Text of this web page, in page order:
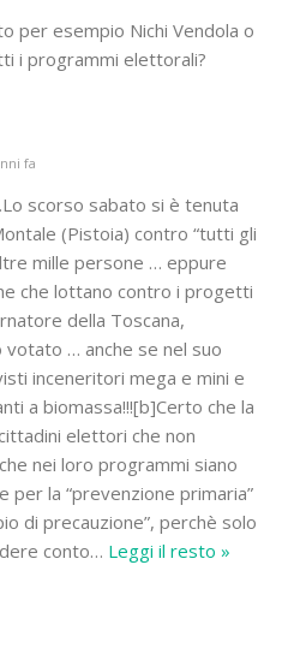
per esempio Nichi Vendola o
i programmi elettorali?
fa
scorso sabato si è tenuta
(Pistoia) contro “tutti gli
mille persone … eppure
che lottano contro i progetti
della Toscana,
votato … anche se nel suo
inceneritori mega e mini e
a biomassa!!![b]Certo che la
elettori che non
nei loro programmi siano
per la “prevenzione primaria”
di precauzione”, perchè solo
conto… Leggi il resto »